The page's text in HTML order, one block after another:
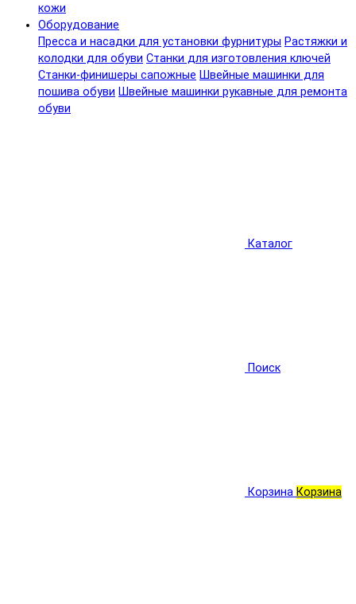
кожи
Оборудование
Пресса и насадки для установки фурнитуры Растяжки и
колодки для обуви Станки для изготовления ключей
Станки-финишеры сапожные Швейные машинки для
пошива обуви Швейные машинки рукавные для ремонта
обуви
Каталог
Поиск
Корзина Корзина